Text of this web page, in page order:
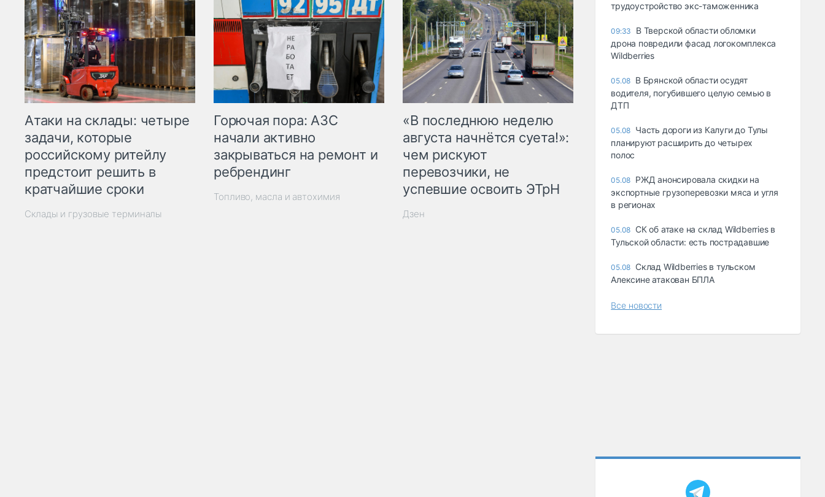
Атаки на склады: четыре
задачи, которые
российскому ритейлу
предстоит решить в
кратчайшие сроки
Склады и грузовые терминалы
Горючая пора: АЗС
начали активно
закрываться на ремонт и
ребрендинг
Топливо, масла и автохимия
«В последнюю неделю
августа начнётся суета!»:
чем рискуют
перевозчики, не
успевшие освоить ЭТрН
Дзен
трудоустройство экс-таможенника
09:33
В Тверской области обломки
дрона повредили фасад логокомплекса
Wildberries
05.08 В Брянской области осудят
водителя, погубившего целую семью в
ДТП
05.08 Часть дороги из Калуги до Тулы
планируют расширить до четырех
полос
05.08 РЖД анонсировала скидки на
экспортные грузоперевозки мяса и угля
в регионах
05.08 СК об атаке на склад Wildberries в
Тульской области: есть пострадавшие
05.08 Склад Wildberries в тульском
Алексине атакован БПЛА
Все новости